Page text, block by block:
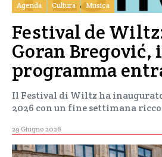
Agenda Cultura Musica
Festival de
Goran Bregović,
programma
Il Festival di Wiltz ha
2026 con un fine settimana
29 Giugno 2026